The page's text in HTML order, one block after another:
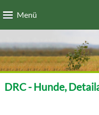
Menü
DRC - Hunde,